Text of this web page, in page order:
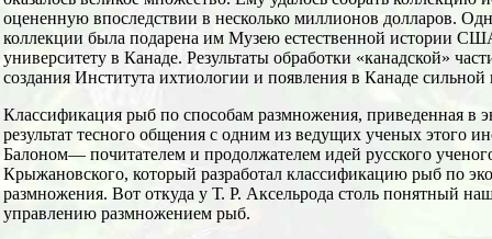
оцененную впоследствии в несколько миллионов долларов.
коллекции была подарена им Музею естественной истории
университету в Канаде. Результаты обработки «канадской»
создания Института ихтиологии и появления в Канаде
Классификация рыб по способам размножения, приведенная в
результат тесного общения с одним из ведущих ученых этого
Балоном— почитателем и продолжателем идей русского
Крыжановского, который разработал классификацию рыб по
размножения. Вот откуда у Т. Р. Аксельрода столь понятный
управлению размножением рыб.